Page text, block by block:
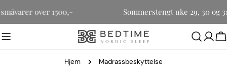
til
over 1500,- Sommerstengt uke 29, 30 og
Hjem Madrassbeskyttelse